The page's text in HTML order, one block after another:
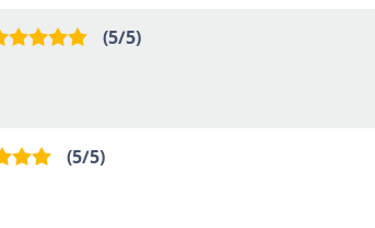
(5/5)
(5/5)